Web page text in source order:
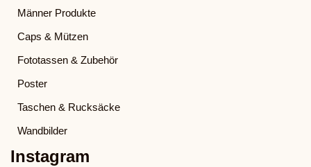
Männer Produkte
Caps & Mützen
Fototassen & Zubehör
Poster
Taschen & Rucksäcke
Wandbilder
Instagram